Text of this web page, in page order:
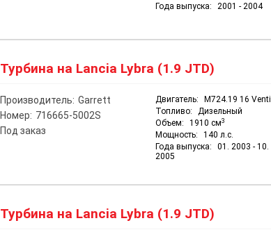
Года выпуска:
2001 - 2004
Турбина на Lancia Lybra (1.9 JTD)
Производитель: Garrett
Номер: 716665-5002S
Под заказ
Двигатель:
M724.19 16 Ventil
Топливо:
Дизельный
Объем:
1910 см3
Мощность:
140 л.с.
Года выпуска:
01. 2003 - 10.
2005
Турбина на Lancia Lybra (1.9 JTD)